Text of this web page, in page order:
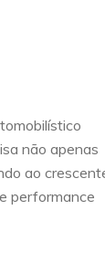
não apenas
ao
performance